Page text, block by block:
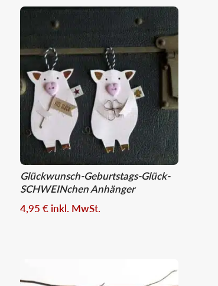
Glückwunsch-Geburtstags-Glück-
SCHWEINchen Anhänger
4,95 € inkl. MwSt.